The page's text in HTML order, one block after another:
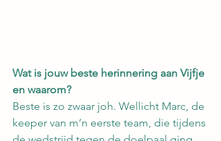
Wat is jouw beste herinnering aan Vijfje
en waarom?
Beste is zo zwaar joh. Wellicht Marc, de
keeper van m’n eerste team, die tijdens